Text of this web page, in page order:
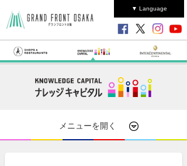
▼ Language
メニューを開く